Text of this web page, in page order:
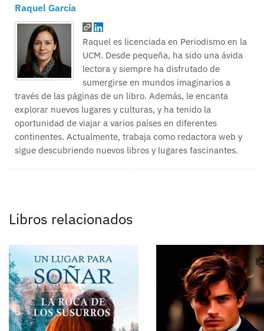
Raquel García
Raquel es licenciada en Periodismo en la
UCM. Desde pequeña, ha sido una ávida
lectora y siempre ha disfrutado de
sumergirse en mundos imaginarios a
través de las páginas de un libro. Además, le encanta
explorar nuevos lugares y culturas, y ha tenido la
oportunidad de viajar a varios países en diferentes
continentes. Actualmente, trabaja como redactora web y
sigue descubriendo nuevos libros y lugares fascinantes.
Libros relacionados